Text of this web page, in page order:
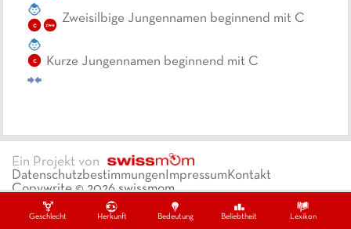
Geschlecht Herkunft Bedeutung Beliebtheit Lexikon
c zwe Zweisilbige Jungennamen beginnend mit C
c Kurze Jungennamen beginnend mit C
Ein Projekt von
DatenschutzbestimmungenImpressumKontakt
Copywrite ©2026swissmom